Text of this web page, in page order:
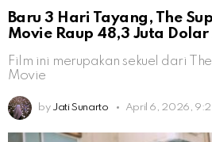
Baru 3 Hari Tayang, The
Movie Raup 48,3 Juta Dolar
Film ini merupakan sekuel dari
Movie
by Jati Sunarto April 6, 2026,